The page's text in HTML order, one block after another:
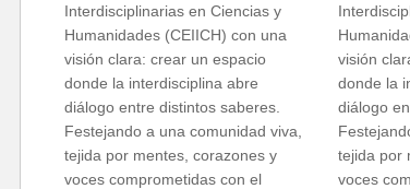
Interdisciplinarias en Ciencias y
Humanidades (CEIICH) con una
visión clara: crear un espacio
donde la interdisciplina abre
diálogo entre distintos saberes.
Festejando a una comunidad viva,
tejida por mentes, corazones y
voces comprometidas con el
visión
donde la
diálogo
tejida por
voces